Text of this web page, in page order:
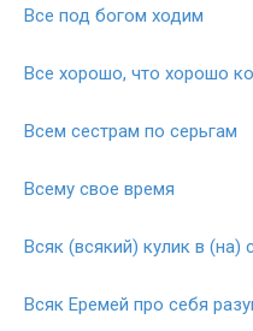
Все под богом ходим
Все хорошо, что хорошо
Всем сестрам по серьгам
Всему свое время
Всяк (всякий) кулик в (на)
Всяк Еремей про себя